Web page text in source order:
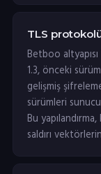
TLS
Betboo
1.3, önceki
gelişmiş
sürümleri sunucu
Bu
saldırı